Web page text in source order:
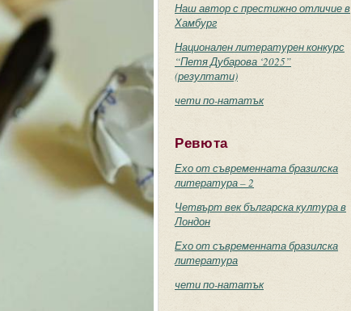
Наш автор с престижно отличие в
Хамбург
Национален литературен конкурс
“Петя Дубарова ‘2025”
(резултати)
чети по-нататък
Ревюта
Ехо от съвременната бразилска
литература – 2
Четвърт век българска култура в
Лондон
Ехо от съвременната бразилска
литература
чети по-нататък